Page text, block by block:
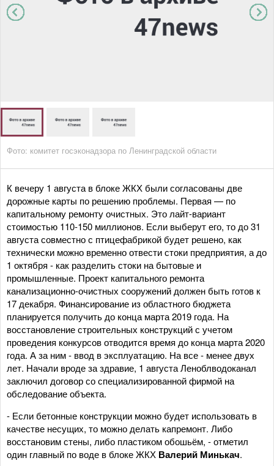
Фото: комитет госэконадзора по Ленинградской области
К вечеру 1 августа в блоке ЖКХ были согласованы две
дорожные карты по решению проблемы. Первая — по
капитальному ремонту очистных. Это лайт-вариант
стоимостью 110-150 миллионов. Если выберут его, то до 31
августа совместно с птицефабрикой будет решено, как
технически можно временно отвести стоки предприятия, а до
1 октября - как разделить стоки на бытовые и
промышленные. Проект капитального ремонта
канализационно-очистных сооружений должен быть готов к
17 декабря. Финансирование из областного бюджета
планируется получить до конца марта 2019 года. На
восстановление строительных конструкций с учетом
проведения конкурсов отводится время до конца марта 2020
года. А за ним - ввод в эксплуатацию. На все - менее двух
лет. Начали вроде за здравие, 1 августа Леноблводоканал
заключил договор со специализированной фирмой на
обследование объекта.
- Если бетонные конструкции можно будет использовать в
качестве несущих, то можно делать капремонт. Либо
восстановим стены, либо пластиком обошьём, - отметил
один главный по воде в блоке ЖКХ Валерий Минькач.